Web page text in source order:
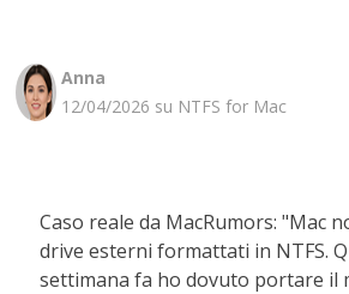
Anna
12/04/2026 su NTFS for Mac
Caso reale da MacRumors: "Mac
drive esterni formattati in NTFS.
settimana fa ho dovuto portare il